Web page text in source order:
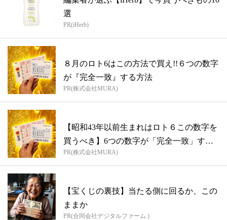
選
PR(iHerb)
８月のロト6はこの方法で買え!!６つの数字
が『完全一致』する方法
PR(株式会社MURA)
【昭和43年以前生まれはロト６この数字を
買うべき】6つの数字が「完全一致」する
方...
PR(株式会社MURA)
【宝くじの裏技】当たる側に回るか、この
ままか
PR(合同会社デジタルファーム )